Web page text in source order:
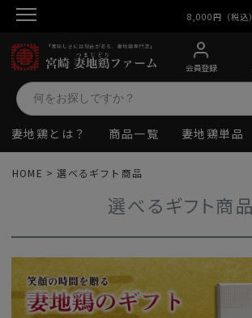
8,000円（税込
会員登録
妻地鶏とは？ 商品一覧 妻地鶏単品
HOME 選べるギフト商品
選べるギフト商品